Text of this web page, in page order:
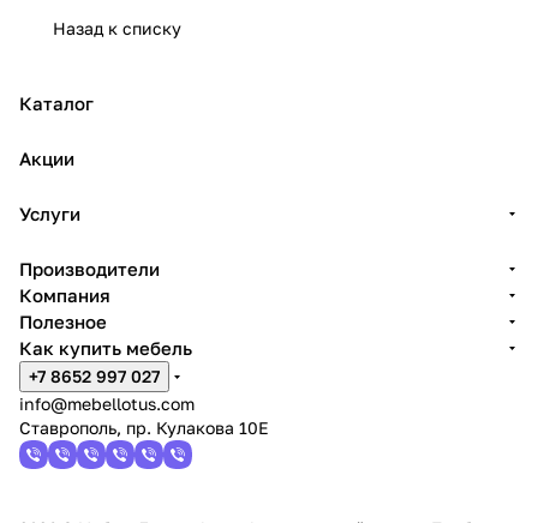
Назад к списку
Каталог
Акции
Услуги
Производители
Компания
Полезное
Как купить мебель
+7 8652 997 027
info@mebellotus.com
Ставрополь, пр. Кулакова 10Е